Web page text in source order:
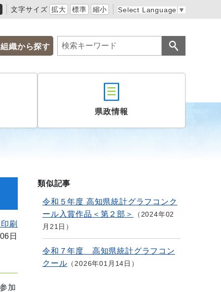
文字サイズ 拡大 標準 縮小 Select Language ▼
組織から探す
県政情報
刷
日
加
類似記事
令和５年度 高知県統計グラフコンク
ール入賞作品＜第２部＞
2024年02
月21日
令和７年度 高知県統計グラフコン
クール
2026年01月14日